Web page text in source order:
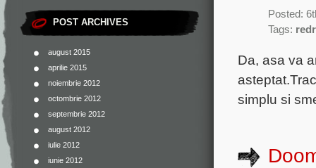
POST ARCHIVES
august 2015
aprilie 2015
noiembrie 2012
octombrie 2012
septembrie 2012
august 2012
iulie 2012
iunie 2012
Posted:
Tags:
Da, asa va
simplu si